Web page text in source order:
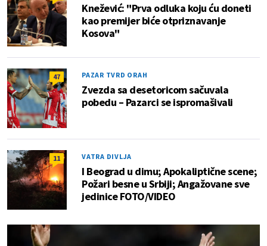
Knežević: "Prva odluka koju ću doneti
kao premijer biće otpriznavanje
Kosova"
47 PAZAR TVRD ORAH
Zvezda sa desetoricom sačuvala
pobedu – Pazarci se ispromašivali
11 VATRA DIVLJA
I Beograd u dimu; Apokaliptične scene;
Požari besne u Srbiji; Angažovane sve
jedinice FOTO/VIDEO